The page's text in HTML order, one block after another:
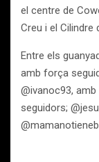
el centre de
Creu i el Cilindre
Entre els
amb força
@ivanoc93,
seguidors;